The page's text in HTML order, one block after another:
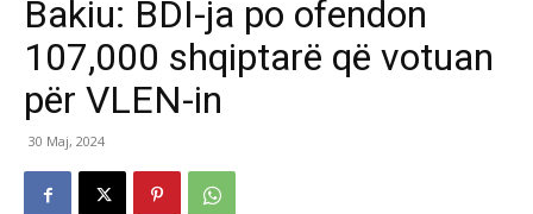
Bakiu: BDI-ja po ofendon
107,000 shqiptarë që votuan
për VLEN-in
30 Maj, 2024